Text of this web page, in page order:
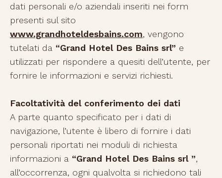
dati personali e/o aziendali inseriti nei form
presenti sul sito
www.grandhoteldesbains.com, vengono
tutelati da “Grand Hotel Des Bains srl” e
utilizzati per rispondere a quesiti dell’utente, per
fornire le informazioni e servizi richiesti.
Facoltatività del conferimento dei dati
A parte quanto specificato per i dati di
navigazione, l’utente è libero di fornire i dati
personali riportati nei moduli di richiesta
informazioni a “Grand Hotel Des Bains srl ”,
all’occorrenza, ogni qualvolta si richiedono tali